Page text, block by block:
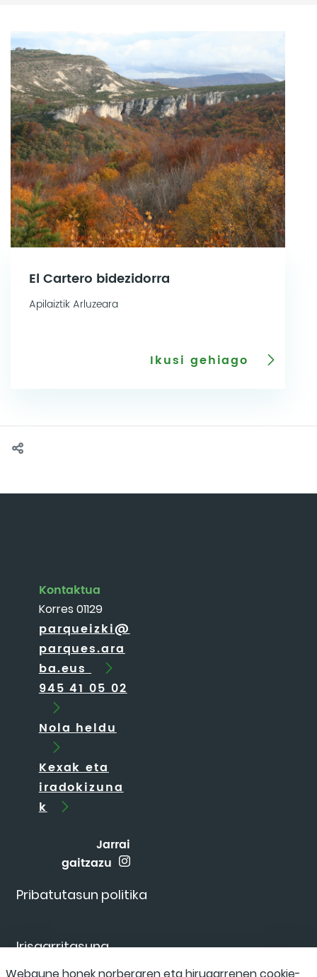
El Cartero bidezidorra
Apilaiztik Arluzeara
Ikusi gehiago
Pribatutasun politika
Irisgarritasuna
Kontaktua
Korres 01129
parqueizki@
parques.ara
ba.eus
945 41 05 02
Nola heldu
Kexak eta
iradokizuna
k
Jarrai
gaitzazu